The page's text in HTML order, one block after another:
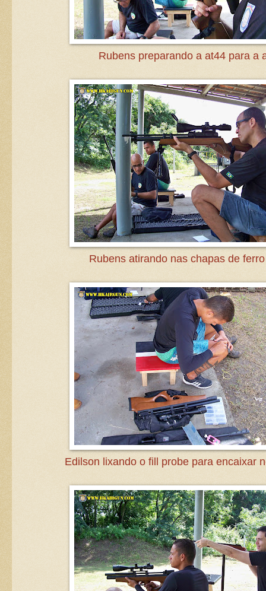
Rubens preparando a at44 para a
Rubens atirando nas chapas de
Edilson lixando o fill probe para encaixar